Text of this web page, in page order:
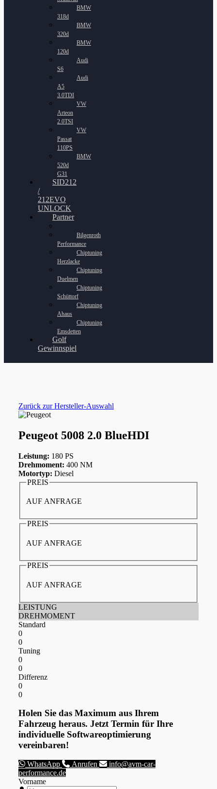
BMW
318d
BMW
320d
BMW
120d
Audi
S6
Audi
A5
3.0TDI
VW
Arteon
2.0TSI
VW
Passat
110PS
BMW
520d
G31
SID212
/
212EVO
UNLOCK
Partner
Bilgenroth
Performance
Chiptuning
Herzlacke
Chiptuning
Duelmen
Chiptuning
Schüttorf
Chiptuning
Ahaus
Chiptuning
Emsdetten
Golf
Gewinnspiel
Zurück zur Hersteller-Auswahl
Peugeot 5008 2.0 BlueHDI
Leistung: 180 PS
Drehmoment: 400 NM
Motortyp: Diesel
PREIS
AUF ANFRAGE
PREIS
AUF ANFRAGE
PREIS
AUF ANFRAGE
LEISTUNG
DREHMOMENT
Standard
0
0
Tuning
0
0
Differenz
0
0
Holen Sie das Maximum aus Ihrem
Fahrzeug heraus. Jetzt Termin für Ihre
individuelle Softwareoptimierung
vereinbaren!
WhatsApp Anrufen
info@avm-car-
performance.de
Vorname